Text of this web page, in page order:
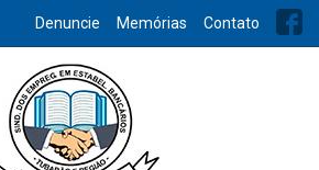
Denuncie Memórias Contato